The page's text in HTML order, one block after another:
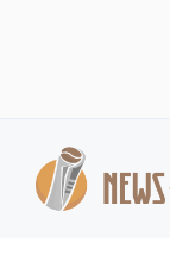
contenuto